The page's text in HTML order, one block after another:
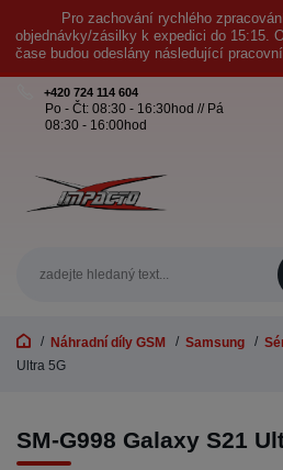
Pro zachování rychlého
objednávky/zásilky k expedici do 15:15.
čase budou odeslány následující
+420 724 114 604
Po - Čt: 08:30 - 16:30hod // Pá
08:30 - 16:00hod
Náhradní díly GSM Samsung
Ultra 5G
SM-G998 Galaxy S21